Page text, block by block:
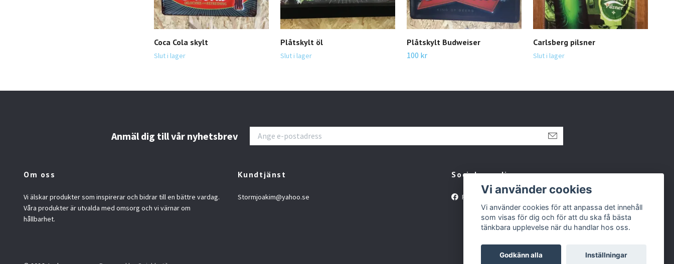
Coca Cola skylt
Slut i lager
Plåtskylt öl
Slut i lager
Plåtskylt Budweiser
100 kr
Carlsberg pilsner
Slut i lager
Anmäl dig till vår nyhetsbrev
Om oss
Vi älskar produkter som inspirerar och bidrar till en bättre vardag.
Våra produkter är utvalda med omsorg och vi värnar om
hållbarhet.
Kundtjänst
Stormjoakim@yahoo.se
Sociala medier
Facebook
Vi använder cookies
Vi använder cookies för att anpassa det innehåll
som visas för dig och för att du ska få bästa
tänkbara upplevelse när du handlar hos oss.
Godkänn alla Inställningar